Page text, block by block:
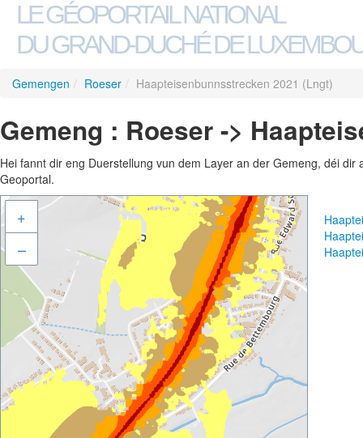
LE GÉOPORTAIL NATIONAL
DU GRAND-DUCHÉ DE
Gemengen / Roeser / Haapteisenbunnsstrecken 2021 (Lngt)
Gemeng : Roeser ->
Hei fannt dir eng Duerstellung vun dem Layer an der Gemeng, déi
Geoportal.
+
–